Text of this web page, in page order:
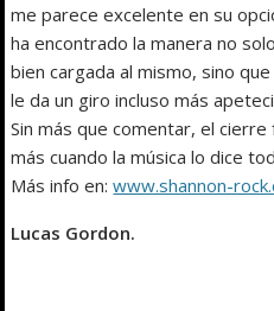
me parece excelente en su
ha encontrado la manera no
bien cargada al mismo, sino
le da un giro incluso más
Sin más que comentar, el
más cuando la música lo dice
Más info en:www.shannon-
Lucas Gordon.